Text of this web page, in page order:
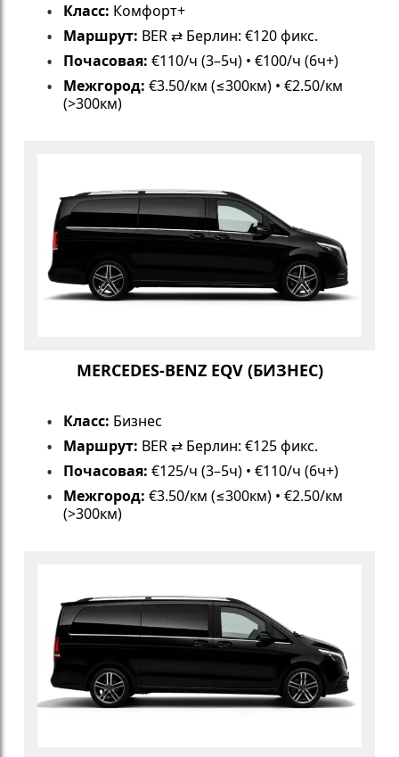
Класс: Комфорт+
Маршрут: BER ⇄ Берлин: €120 фикс.
Почасовая: €110/ч (3–5ч) • €100/ч (6ч+)
Межгород: €3.50/км (≤300км) • €2.50/км
(>300км)
MERCEDES-BENZ EQV (БИЗНЕС)
Класс: Бизнес
Маршрут: BER ⇄ Берлин: €125 фикс.
Почасовая: €125/ч (3–5ч) • €110/ч (6ч+)
Межгород: €3.50/км (≤300км) • €2.50/км
(>300км)